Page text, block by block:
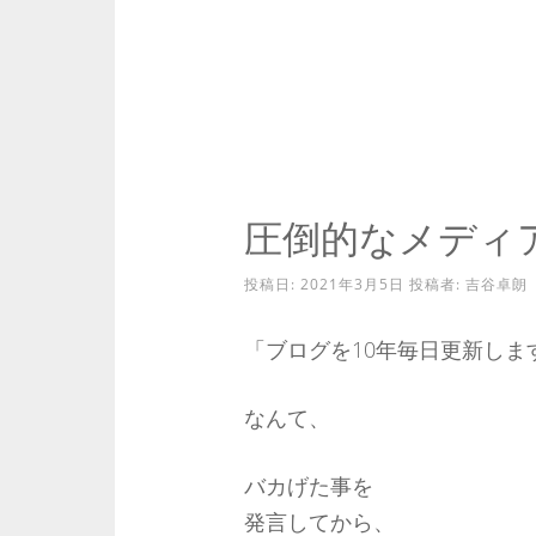
圧倒的なメディ
投稿日: 2021年3月5日 投稿者: 吉谷卓朗
「ブログを10年毎日更新しま
なんて、
バカげた事を
発言してから、